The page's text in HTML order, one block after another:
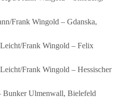
Frank Wingold – Gdanska,
Frank Wingold – Felix
Frank Wingold – Hessischer
Bunker Ulmenwall, Bielefeld